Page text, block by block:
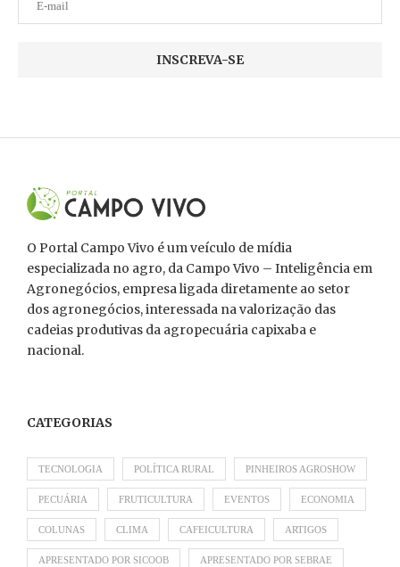
O Portal Campo Vivo é um veículo de mídia
especializada no agro, da Campo Vivo – Inteligência em
Agronegócios, empresa ligada diretamente ao setor
dos agronegócios, interessada na valorização das
cadeias produtivas da agropecuária capixaba e
nacional.
CATEGORIAS
TECNOLOGIA POLÍTICA RURAL PINHEIROS AGROSHOW
PECUÁRIA FRUTICULTURA EVENTOS ECONOMIA
COLUNAS CLIMA CAFEICULTURA ARTIGOS
APRESENTADO POR SICOOB APRESENTADO POR SEBRAE